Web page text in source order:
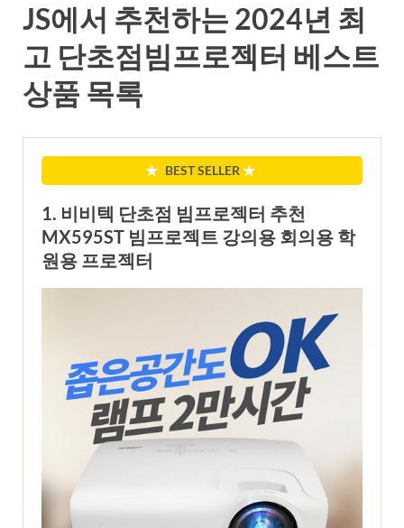
JS에서 추천하는 2024년 최
고 단초점빔프로젝터 베스트
상품 목록
★ BEST SELLER ★
1. 비비텍 단초점 빔프로젝터 추천
MX595ST 빔프로젝트 강의용 회의용 학
원용 프로젝터